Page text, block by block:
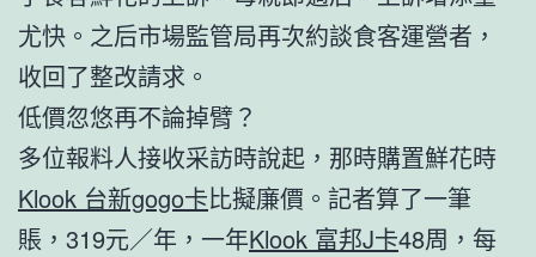
尤快。之后市場監管局再次約談食客運營者，
收回了整改請求。
低價忽悠再不論掉臂？
多位報料人接收采訪時說起，那時購置鮮花時
Klook 台新gogo卡比擬廉價。記者算了一筆
賬，319元／年，一年Klook 富邦J卡48周，每